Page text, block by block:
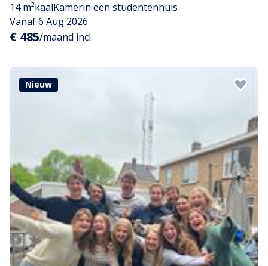
14 m²kaalKamerin een studentenhuis
Vanaf 6 Aug 2026
€ 485/maand incl.
Nieuw